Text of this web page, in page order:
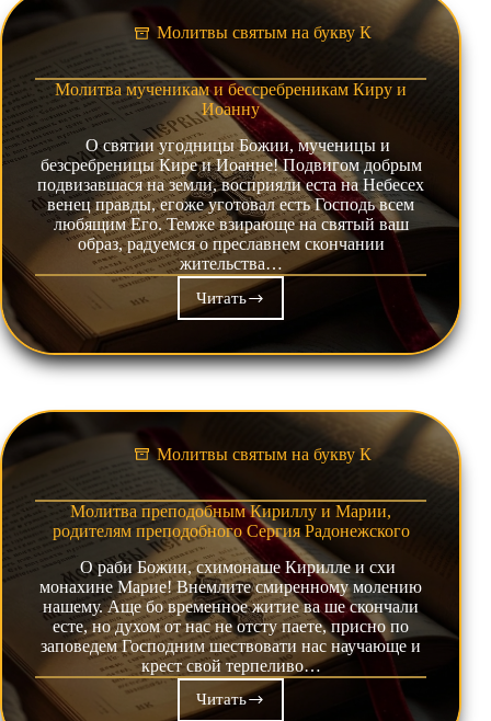
Молитвы святым на букву К
Молитва мученикам и бессребреникам Киру и
Иоанну
О святии угодницы Божии, мученицы и
безсребреницы Кире и Иоанне! Подвигом добрым
подвизавшася на земли, восприяли еста на Небесех
венец правды, егоже уготовал есть Господь всем
любящим Его. Темже взирающе на святый ваш
образ, радуемся о преславнем скончании
жительства…
ЧитатьМолитва
и
бессребреникам
и
Молитвы святым на букву К
Молитва преподобным Кириллу и Марии,
родителям преподобного Сергия Радонежского
О раби Божии, схимонаше Кирилле и схи
монахине Марие! Внемлите смиренному молению
нашему. Аще бо временное житие ва ше скончали
есте, но духом от нас не отсту паете, присно по
заповедем Господним шествовати нас научающе и
крест свой терпеливо…
ЧитатьМолитва